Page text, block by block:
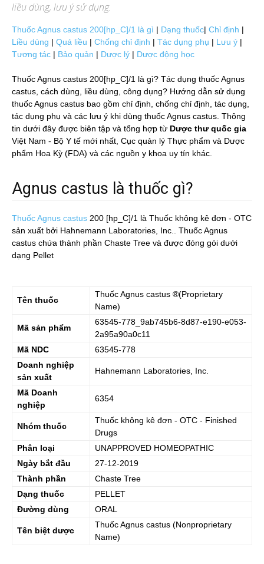
liều dùng, lưu ý sử dụng.
Thuốc Agnus castus 200[hp_C]/1 là gì | Dạng thuốc| Chỉ định |
Liều dùng | Quá liều | Chống chỉ định | Tác dụng phụ | Lưu ý |
Tương tác | Bảo quản | Dược lý | Dược động học
Thuốc Agnus castus 200[hp_C]/1 là gì? Tác dụng thuốc Agnus
castus, cách dùng, liều dùng, công dụng? Hướng dẫn sử dụng
thuốc Agnus castus bao gồm chỉ định, chống chỉ định, tác dụng,
tác dụng phụ và các lưu ý khi dùng thuốc Agnus castus. Thông
tin dưới đây được biên tập và tổng hợp từ Dược thư quốc gia
Việt Nam - Bộ Y tế mới nhất, Cục quản lý Thực phẩm và Dược
phẩm Hoa Kỳ (FDA) và các nguồn y khoa uy tín khác.
Agnus castus là thuốc gì?
Thuốc Agnus castus 200 [hp_C]/1 là Thuốc không kê đơn - OTC
sản xuất bởi Hahnemann Laboratories, Inc.. Thuốc Agnus
castus chứa thành phần Chaste Tree và được đóng gói dưới
dạng Pellet
Tên thuốc
ThuốcAgnus castus ®(Proprietary
Name)
Mã sản phẩm
63545-778_9ab745b6-8d87-e190-e053-
2a95a90a0c11
Mã NDC
63545-778
Doanh nghiệp
sản xuất
Hahnemann Laboratories, Inc.
Mã Doanh
nghiệp
6354
Nhóm thuốc
Thuốc không kê đơn - OTC - Finished
Drugs
Phân loại
UNAPPROVED HOMEOPATHIC
Ngày bắt đầu
27-12-2019
Thành phần
Chaste Tree
Dạng thuốc
PELLET
Đường dùng
ORAL
Tên biệt dược
ThuốcAgnus castus (Nonproprietary
Name)